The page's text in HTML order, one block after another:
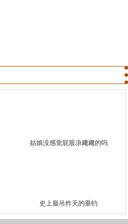
姑娘没感觉屁股凉飕飕的吗
史上最吊炸天的垂钓